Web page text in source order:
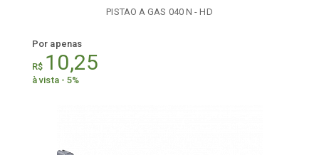
PISTAO A GAS 040 N - HD
Por apenas
R$ 10,25
à vista - 5%